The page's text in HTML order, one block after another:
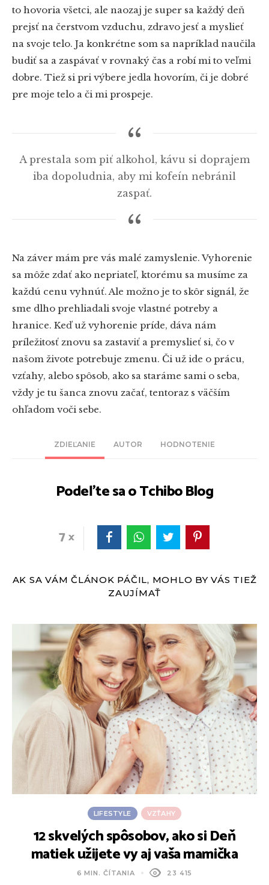
ZDIEĽANIE AUTOR HODNOTENIE
Podeľte sa o Tchibo Blog
7
to hovoria všetci, ale naozaj je super sa každý deň
prejsť na čerstvom vzduchu, zdravo jesť a myslieť
na svoje telo. Ja konkrétne som sa napríklad naučila
budiť sa a zaspávať v rovnaký čas a robí mi to veľmi
dobre. Tiež si pri výbere jedla hovorím, či je dobré
pre moje telo a či mi prospeje.
A prestala som piť alkohol, kávu si doprajem
iba dopoludnia, aby mi kofeín nebránil
zaspať.
Na záver mám pre vás malé zamyslenie. Vyhorenie
sa môže zdať ako nepriateľ, ktorému sa musíme za
každú cenu vyhnúť. Ale možno je to skôr signál, že
sme dlho prehliadali svoje vlastné potreby a
hranice. Keď už vyhorenie príde, dáva nám
príležitosť znovu sa zastaviť a premyslieť si, čo v
našom živote potrebuje zmenu. Či už ide o prácu,
vzťahy, alebo spôsob, ako sa staráme sami o seba,
vždy je tu šanca znovu začať, tentoraz s väčším
ohľadom voči sebe.
AK SA VÁM ČLÁNOK PÁČIL, MOHLO BY VÁS TIEŽ
ZAUJÍMAŤ
LIFESTYLE VZŤAHY
12 skvelých spôsobov, ako si Deň
matiek užijete vy aj vaša mamička
6 MIN. ČÍTANIA 23 415